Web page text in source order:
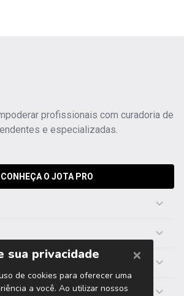
profissionais com curadoria de
e especializadas.
CONHEÇA O JOTA PRO